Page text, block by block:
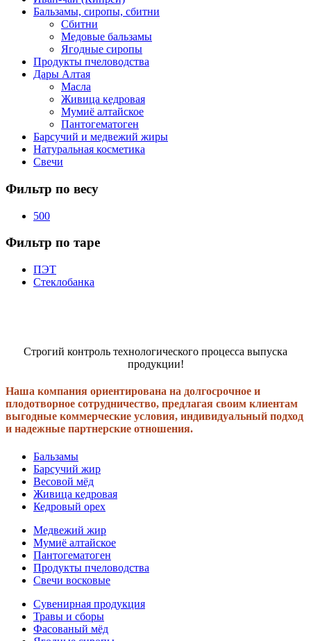
Бальзамы, сиропы, сбитни
Сбитни
Медовые бальзамы
Ягодные сиропы
Продукты пчеловодства
Дары Алтая
Масла
Живица кедровая
Мумиё алтайское
Пантогематоген
Барсучий и медвежий жиры
Натуральная косметика
Свечи
Фильтр по весу
500
Фильтр по таре
ПЭТ
Стеклобанка
Строгий контроль технологического процесса выпуска
продукции!
Наша компания ориентирована на долгосрочное и
плодотворное сотрудничество, предлагая своим клиентам
выгодные коммерческие условия, индивидуальный подход
и надежные партнерские отношения.
Бальзамы
Барсучий жир
Весовой мёд
Живица кедровая
Кедровый орех
Медвежий жир
Мумиё алтайское
Пантогематоген
Продукты пчеловодства
Свечи восковые
Сувенирная продукция
Травы и сборы
Фасованый мёд